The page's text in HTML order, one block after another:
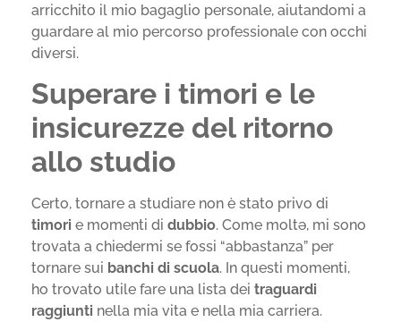
arricchito il mio bagaglio personale, aiutandomi a
guardare al mio percorso professionale con occhi
diversi.
Superare i timori e le
insicurezze del ritorno
allo studio
Certo, tornare a studiare non è stato privo di
timori e momenti di dubbio. Come moltə, mi sono
trovata a chiedermi se fossi “abbastanza” per
tornare sui banchi di scuola. In questi momenti,
ho trovato utile fare una lista dei traguardi
raggiunti nella mia vita e nella mia carriera.